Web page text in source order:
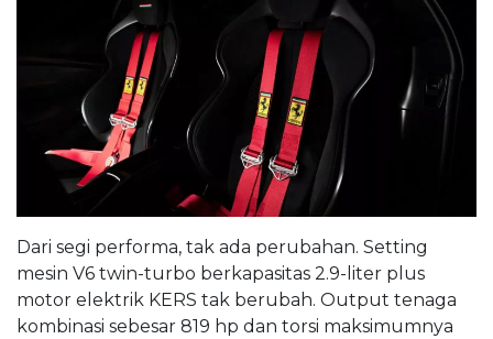
Dari segi performa, tak ada perubahan. Setting
mesin V6 twin-turbo berkapasitas 2.9-liter plus
motor elektrik KERS tak berubah. Output tenaga
kombinasi sebesar 819 hp dan torsi maksimumnya